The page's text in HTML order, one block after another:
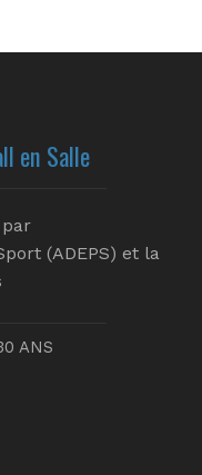
en Salle
(ADEPS) et la
ANS